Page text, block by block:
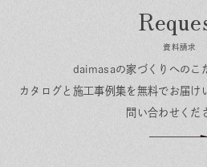
資料請求
daimasaの家づくりへのこ
カタログと施工事例集を無料でお届け
問い合わせくだ